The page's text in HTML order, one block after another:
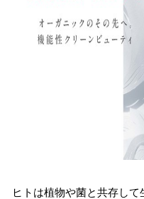
ヒトは植物や菌と共存して